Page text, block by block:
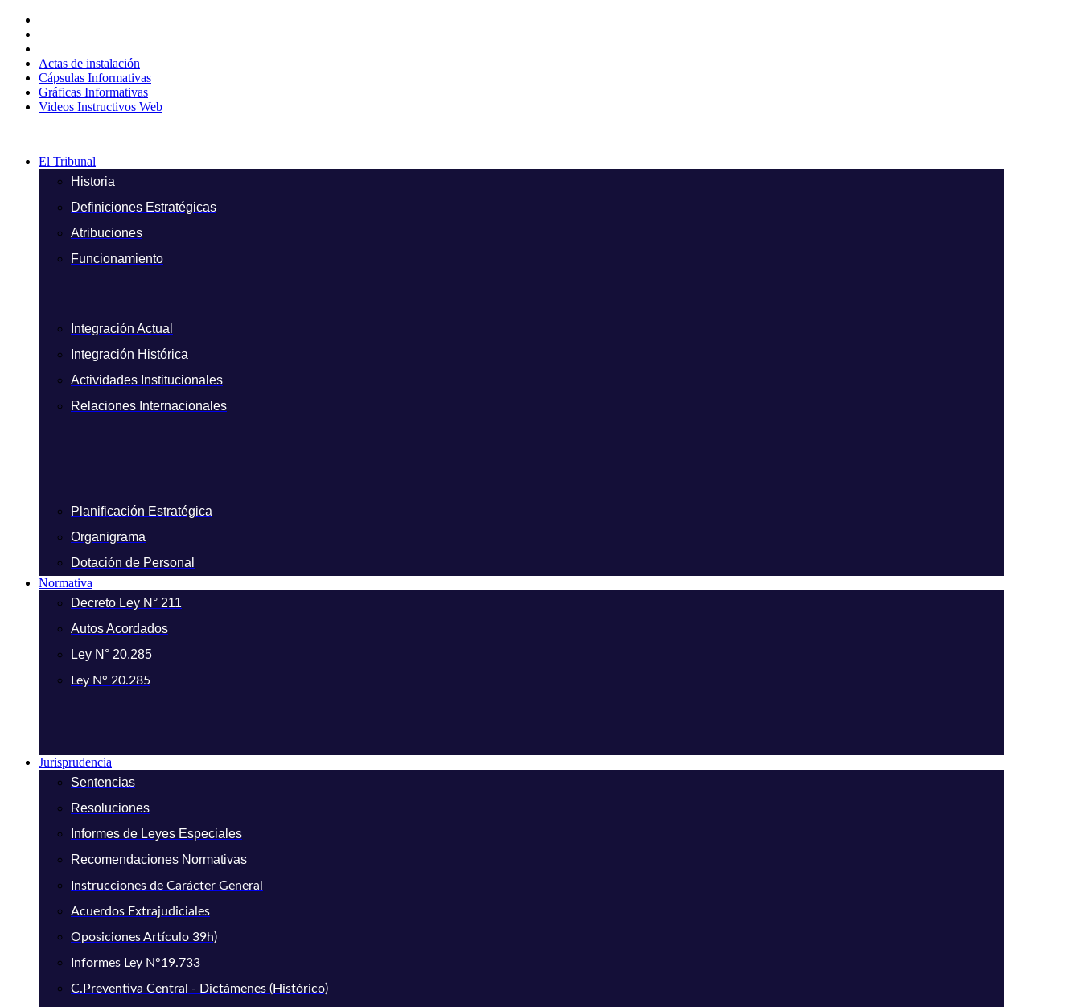
contenido
Actas de instalación
Cápsulas Informativas
Gráficas Informativas
Videos Instructivos Web
El Tribunal
Historia
Definiciones Estratégicas
Atribuciones
Funcionamiento
Integración Actual
Integración Histórica
Actividades Institucionales
Relaciones Internacionales
Planificación Estratégica
Organigrama
Dotación de Personal
Normativa
Decreto Ley N° 211
Autos Acordados
Ley N° 20.285
Ley N° 20.285
Jurisprudencia
Sentencias
Resoluciones
Informes de Leyes Especiales
Recomendaciones Normativas
Instrucciones de Carácter General
Acuerdos Extrajudiciales
Oposiciones Artículo 39h)
Informes Ley N°19.733
C.Preventiva Central - Dictámenes (Histórico)